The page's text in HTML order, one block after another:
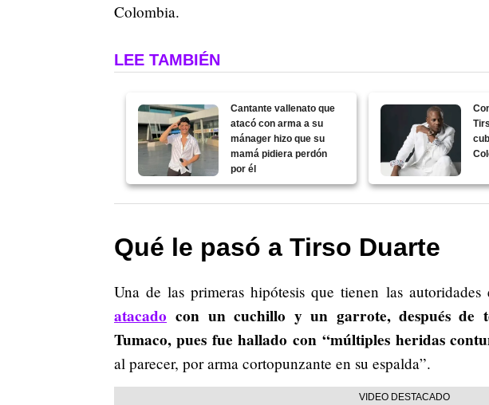
Colombia.
LEE TAMBIÉN
Cantante vallenato que
atacó con arma a su
mánager hizo que su
mamá pidiera perdón
por él
Qué le pasó a Tirso Duarte
Una de las primeras hipótesis que tienen las autoridades
atacado con un cuchillo y un garrote, después de
Tumaco, pues fue hallado con “múltiples heridas
al parecer, por arma cortopunzante en su espalda”.